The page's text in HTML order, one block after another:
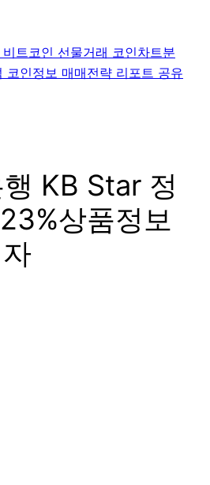
트코인 선물거래 코인차트분
코인정보 매매전략 리포트 공유
KB Star 정
상품정보